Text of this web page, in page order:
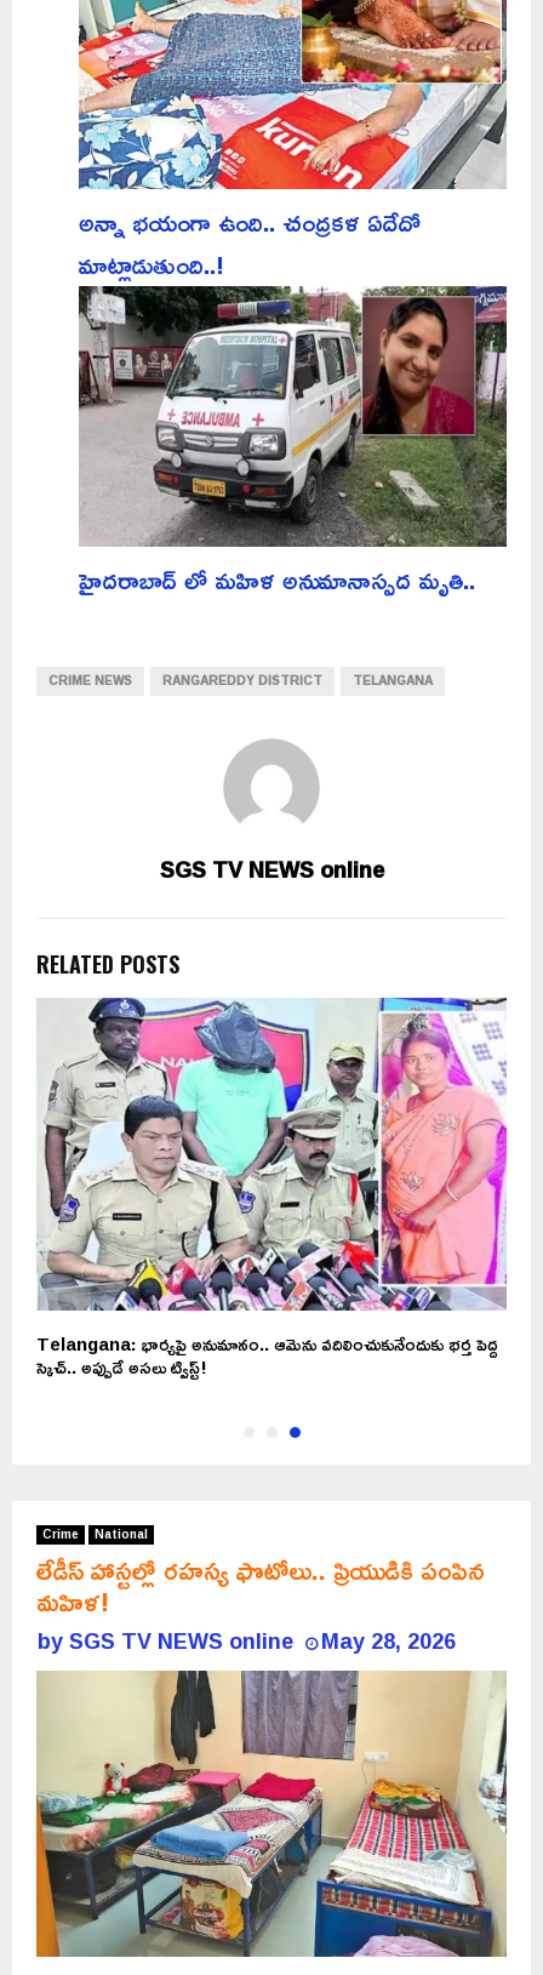
అన్నా భయంగా ఉంది.. చంద్రకళ ఏదేదో
మాట్లాడుతుంది..!
హైదరాబాద్ లో మహిళ అనుమానాస్పద మృతి..
CRIME NEWS RANGAREDDY DISTRICT TELANGANA
SGS TV NEWS online
RELATED POSTS
Telangana: భార్యపై అనుమానం.. ఆమెను వదిలించుకునేందుకు భర్త పెద్ద
స్కెచ్.. అప్పుడే అసలు ట్విస్ట్!
Crime National
లేడీస్ హాస్టల్లో రహస్య ఫొటోలు.. ప్రియుడికి పంపిన
మహిళ!
bySGS TV NEWS online May 28, 2026